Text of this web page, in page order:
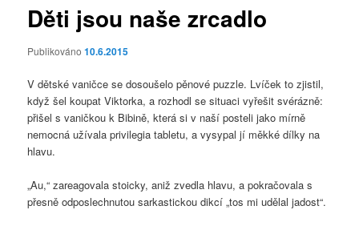
webu
Děti jsou naše zrcadlo
Publikováno10.6.2015
V dětské vaničce se dosoušelo pěnové puzzle. Lvíček to zjistil,
když šel koupat Viktorka, a rozhodl se situaci vyřešit svérázně:
přišel s vaničkou k Bibině, která si v naší posteli jako mírně
nemocná užívala privilegia tabletu, a vysypal jí měkké dílky na
hlavu.
„Au,“ zareagovala stoicky, aniž zvedla hlavu, a pokračovala s
přesně odposlechnutou sarkastickou dikcí „tos mi udělal jadost“.